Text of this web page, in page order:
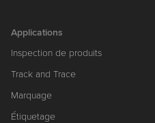
Applications
Inspection de produits
Track and Trace
Marquage
Étiquetage